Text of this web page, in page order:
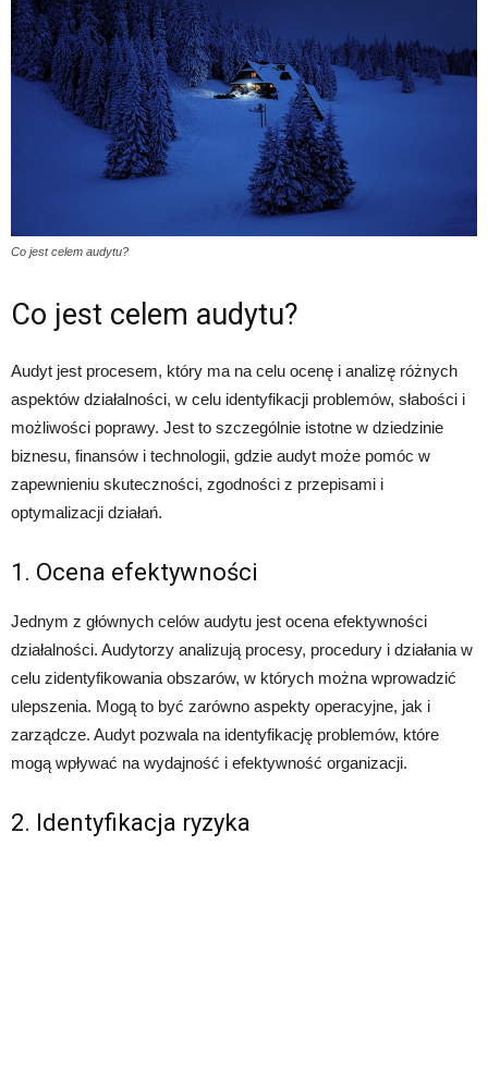
Co jest celem audytu?
Co jest celem audytu?
Audyt jest procesem, który ma na celu ocenę i analizę różnych
aspektów działalności, w celu identyfikacji problemów, słabości i
możliwości poprawy. Jest to szczególnie istotne w dziedzinie
biznesu, finansów i technologii, gdzie audyt może pomóc w
zapewnieniu skuteczności, zgodności z przepisami i
optymalizacji działań.
1. Ocena efektywności
Jednym z głównych celów audytu jest ocena efektywności
działalności. Audytorzy analizują procesy, procedury i działania w
celu zidentyfikowania obszarów, w których można wprowadzić
ulepszenia. Mogą to być zarówno aspekty operacyjne, jak i
zarządcze. Audyt pozwala na identyfikację problemów, które
mogą wpływać na wydajność i efektywność organizacji.
2. Identyfikacja ryzyka